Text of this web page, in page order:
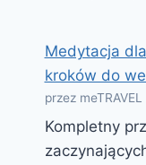
Medytacja
kroków do
przez meTRAVEL
Kompletny